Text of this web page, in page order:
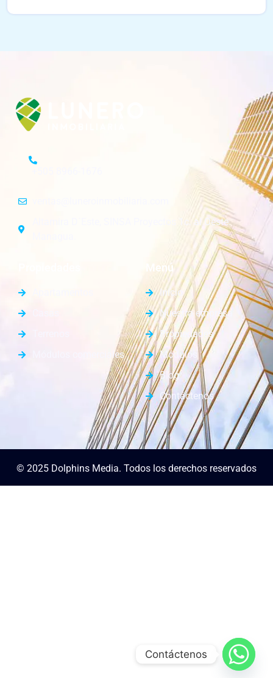
Altamira D´Este, SINSA Proyectos 1c. al Oeste.
Módulos comerciales
Menú
Inicio
Nuestra empresa
Propiedades
Módulos
Blog
Contáctenos
© 2025 Dolphins Media. Todos los derechos reservados
Contáctenos